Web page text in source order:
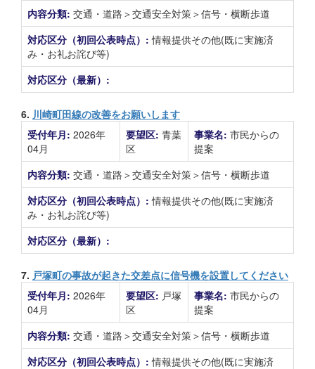
内容分類: 交通・道路＞交通安全対策＞信号・横断歩道
対応区分（初回公表時点）:情報提供その他(既に実施済
み・お礼お詫び等)
対応区分（最新）:
6. 川崎町田線の改善をお願いします
受付年月: 2026年
04月
要望区: 青葉
区
事業名: 市民からの
提案
内容分類: 交通・道路＞交通安全対策＞信号・横断歩道
対応区分（初回公表時点）:情報提供その他(既に実施済
み・お礼お詫び等)
対応区分（最新）:
7. 戸塚町の事故が起きた交差点に信号機を設置してください
受付年月: 2026年
04月
要望区: 戸塚
区
事業名: 市民からの
提案
内容分類: 交通・道路＞交通安全対策＞信号・横断歩道
対応区分（初回公表時点）:情報提供その他(既に実施済